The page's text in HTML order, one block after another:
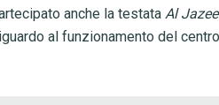
anche la testata Al
al funzionamento del